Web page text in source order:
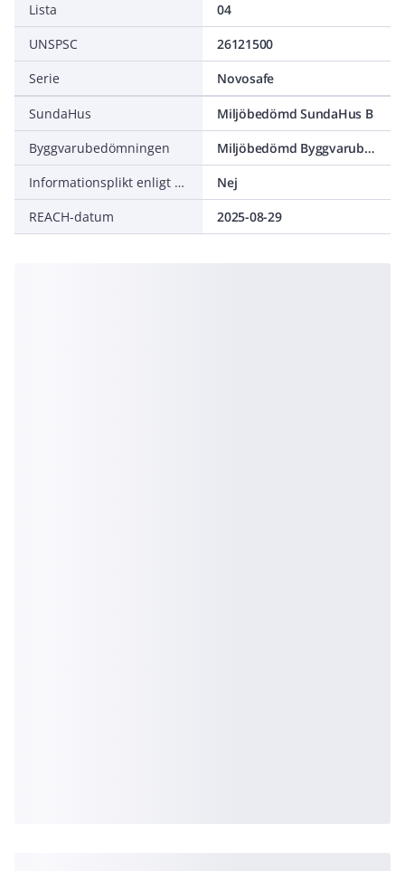
Lista
04
UNSPSC
26121500
Serie
Novosafe
SundaHus
Miljöbedömd SundaHus B
Byggvarubedömningen
Miljöbedömd Byggvarubedömning Accepteras
Informationsplikt enligt REACH
Nej
REACH-datum
2025-08-29